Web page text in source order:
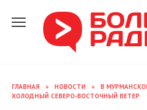
содержанию
ГЛАВНАЯ » НОВОСТИ »
В
ХОЛОДНЫЙ СЕВЕРО-ВОСТОЧНЫЙ ВЕТЕР